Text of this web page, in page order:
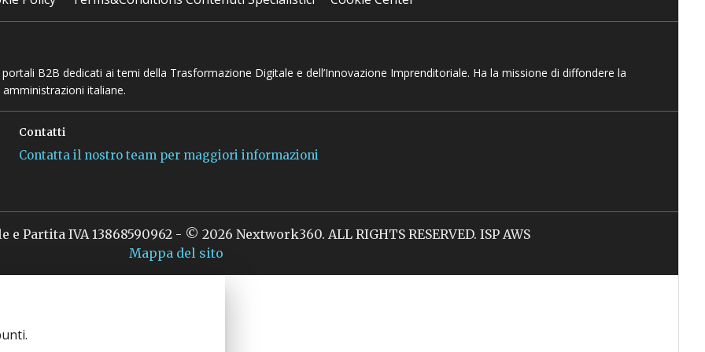
B2B dedicati ai temi della Trasformazione Digitale e dell’Innovazione Imprenditoriale. Ha la missione di diffondere la
italiane.
Contatti
Contatta il nostro team per maggiori informazioni
Partita IVA 13868590962 - © 2026 Nextwork360. ALL RIGHTS RESERVED. ISP AWS
Mappa del sito